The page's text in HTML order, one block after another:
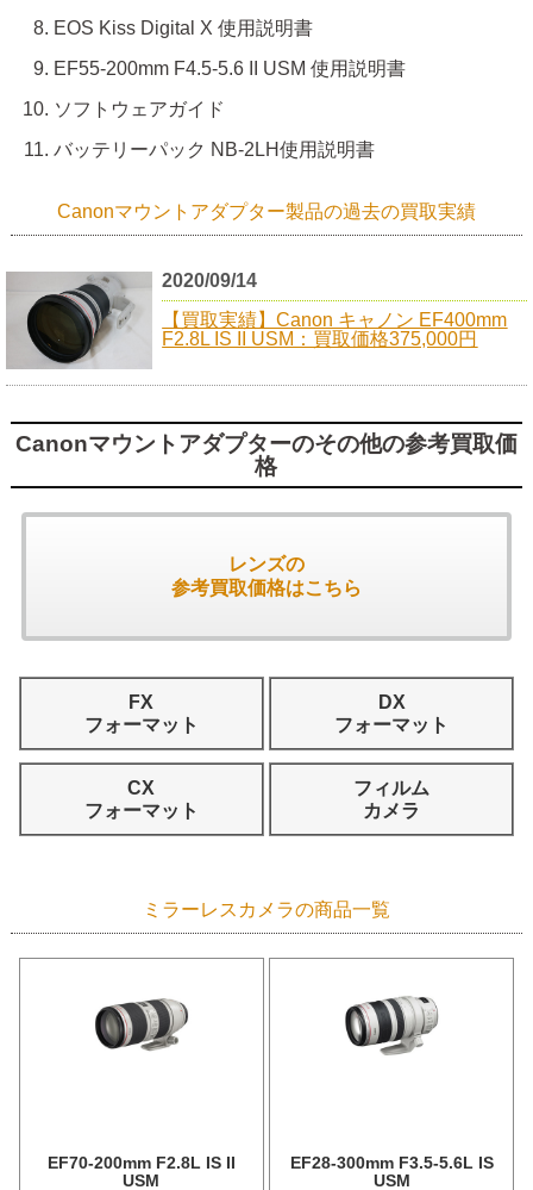
EOS Kiss Digital X 使用説明書
EF55-200mm F4.5-5.6 II USM 使用説明書
ソフトウェアガイド
バッテリーパック NB-2LH使用説明書
Canonマウントアダプター製品の過去の買取実績
2020/09/14
【買取実績】Canon キャノン EF400mm
F2.8L IS II USM：買取価格375,000円
Canonマウントアダプターのその他の参考買取価
格
レンズの
参考買取価格はこちら
FX
フォーマット
DX
フォーマット
CX
フォーマット
フィルム
カメラ
ミラーレスカメラの商品一覧
EF70-200mm F2.8L IS II
USM
EF28-300mm F3.5-5.6L IS
USM